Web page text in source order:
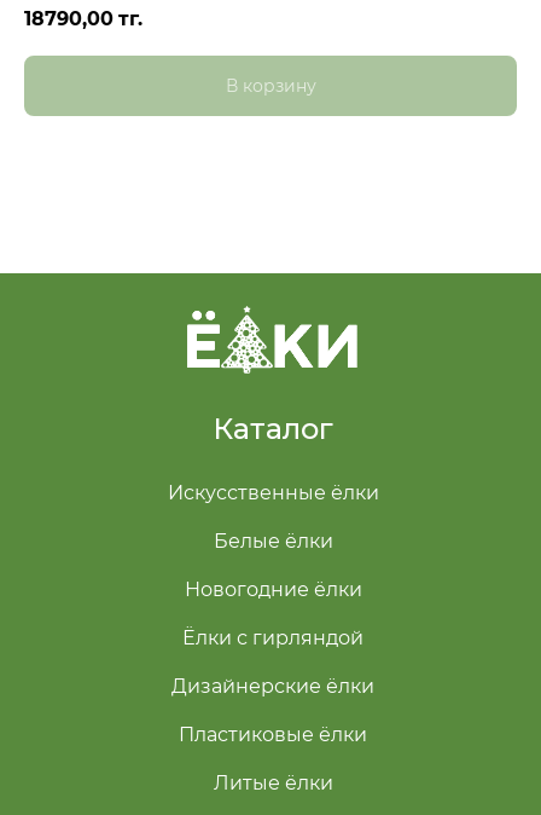
18790,00 тг.
В корзину
Каталог
Искусственные ёлки
Белые ёлки
Новогодние ёлки
Ёлки с гирляндой
Дизайнерские ёлки
Пластиковые ёлки
Литые ёлки